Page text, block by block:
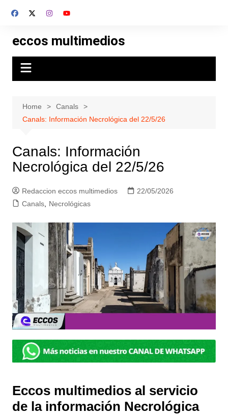
eccos multimedios
Home
Canals
Canals: Información Necrológica del 22/5/26
Canals: Información
Necrológica del 22/5/26
Redaccion eccos multimedios
22/05/2026
Canals, Necrológicas
Eccos multimedios al servicio
de la información Necrológica